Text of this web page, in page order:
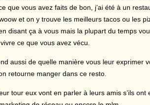
que vous avez faits de bon, j’ai été à un
et on y trouve les meilleurs tacos ou les
disant ça à vous mais la plupart du temps
ce que vous avez vécu.
aussi de quelle manière vous leur exprimer
retourne manger dans ce resto.
tour eux vont en parler à leurs amis s’ils